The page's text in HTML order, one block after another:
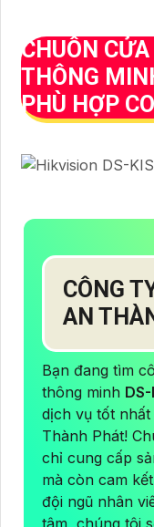
CHUÔN
THÔNG
PHÙ HỢP
CÔNG
AN
Bạn đang tìm
thông minh
dịch vụ tốt
Thành Phát!
chỉ cung cấp
mà còn cam
đội ngũ nhân
tâm, chúng tôi